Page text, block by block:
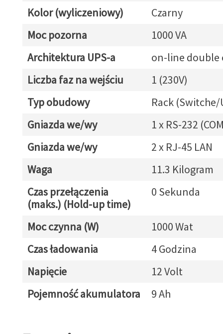
Kolor (wyliczeniowy)
Czarny
Moc pozorna
1000 VA
Architektura UPS-a
on-line double
Liczba faz na wejściu
1 (230V)
Typ obudowy
Rack (Switche/
Gniazda we/wy
1 x RS-232
Gniazda we/wy
2 x RJ-45 LAN
Waga
11.3 Kilogram
Czas przełączenia
(maks.) (Hold-up time)
0 Sekunda
Moc czynna (W)
1000 Wat
Czas ładowania
4 Godzina
Napięcie
12 Volt
Pojemność akumulatora
9 Ah